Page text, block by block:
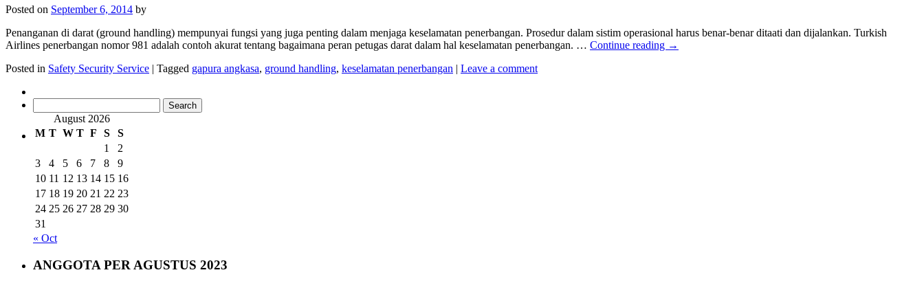
Posted on September 6, 2014 by
Penanganan di darat (ground handling) mempunyai fungsi yang juga penting dalam menjaga keselamatan penerbangan. Prosedur dalam sistim operasional harus benar-benar ditaati dan dijalankan. Turkish
Airlines penerbangan nomor 981 adalah contoh akurat tentang bagaimana peran petugas darat dalam hal keselamatan penerbangan. … Continue reading →
Posted in Safety Security Service | Tagged gapura angkasa, ground handling, keselamatan penerbangan | Leave a comment
for: August 2026
M T W T F S
S
1
2
3
4 5 6 7 8
9
10 11 12 13 14 15 16
17 18 19 20 21 22 23
24 25 26 27 28 29 30
31
« Oct
ANGGOTA PER AGUSTUS 2023